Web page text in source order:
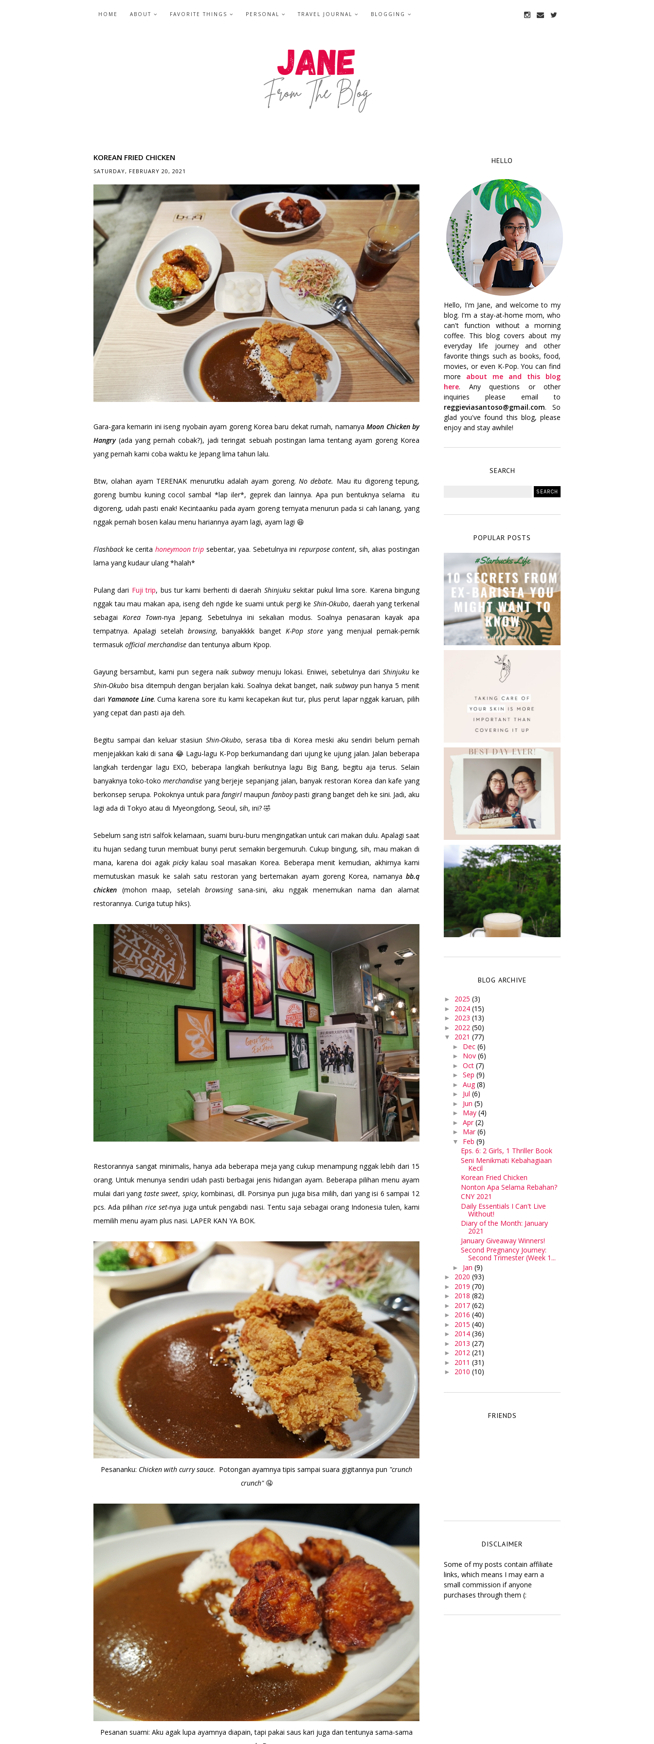
HOME ABOUT FAVORITE THINGS PERSONAL TRAVEL JOURNAL BLOGGING
KOREAN FRIED CHICKEN
SATURDAY, FEBRUARY 20, 2021
Gara-gara kemarin ini iseng nyobain ayam goreng Korea baru dekat rumah, namanyaMoon Chicken by
Hangry (ada yang pernah cobak?), jadi teringat sebuah postingan lama tentang ayam goreng Korea
yang pernah kami coba waktu ke Jepang lima tahun lalu.
Btw, olahan ayam TERENAK menurutku adalah ayam goreng.No debate. Mau itu digoreng tepung,
goreng bumbu kuning cocol sambal *lap iler*, geprek dan lainnya. Apa pun bentuknya selama itu
digoreng, udah pasti enak! Kecintaanku pada ayam goreng ternyata menurun pada si cah lanang, yang
nggak pernah bosen kalau menu hariannya ayam lagi, ayam lagi 😆
Flashback ke cerita honeymoon trip sebentar, yaa. Sebetulnya ini repurpose content, sih, alias postingan
lama yang kudaur ulang *halah*
Pulang dari Fuji trip, bus tur kami berhenti di daerah Shinjukusekitar pukul lima sore. Karena bingung
nggak tau mau makan apa, iseng deh ngide ke suami untuk pergi ke Shin-Okubo, daerah yang terkenal
sebagai Korea Town-nya Jepang. Sebetulnya ini sekalian modus. Soalnya penasaran kayak apa
tempatnya. Apalagi setelahbrowsing, banyakkkk banget K-Pop storeyang menjual pernak-pernik
termasuk official merchandise dan tentunya album Kpop.
Gayung bersambut, kami pun segera naiksubway menuju lokasi. Eniwei, sebetulnya dari Shinjukuke
Shin-Okubo bisa ditempuh dengan berjalan kaki. Soalnya dekat banget, naik subway pun hanya 5 menit
dari Yamanote Line. Cuma karena sore itu kami kecapekan ikut tur, plus perut lapar nggak karuan, pilih
yang cepat dan pasti aja deh.
Begitu sampai dan keluar stasiun Shin-Okubo, serasa tiba di Korea meski aku sendiri belum pernah
menjejakkan kaki di sana 😂 Lagu-lagu K-Pop berkumandang dari ujung ke ujung jalan. Jalan beberapa
langkah terdengar lagu EXO, beberapa langkah berikutnya lagu Big Bang, begitu aja terus. Selain
banyaknya toko-tokomerchandise yang berjeje sepanjang jalan, banyak restoran Korea dan kafe yang
berkonsep serupa. Pokoknya untuk parafangirlmaupun fanboypasti girang banget deh ke sini. Jadi, aku
lagi ada di Tokyo atau di Myeongdong, Seoul, sih, ini? 🤣
Sebelum sang istri salfok kelamaan, suami buru-buru mengingatkan untuk cari makan dulu. Apalagi saat
itu hujan sedang turun membuat bunyi perut semakin bergemuruh. Cukup bingung, sih, mau makan di
mana, karena doi agakpickykalau soal masakan Korea. Beberapa menit kemudian, akhirnya kami
memutuskan masuk ke salah satu restoran yang bertemakan ayam goreng Korea, namanya bb.q
chicken (mohon maap, setelahbrowsing sana-sini, aku nggak menemukan nama dan alamat
restorannya. Curiga tutup hiks).
Restorannya sangat minimalis, hanya ada beberapa meja yang cukup menampung nggak lebih dari 15
orang. Untuk menunya sendiri udah pasti berbagai jenis hidangan ayam. Beberapa pilihan menu ayam
mulai dari yang taste sweet, spicy, kombinasi, dll. Porsinya pun juga bisa milih, dari yang isi 6 sampai 12
pcs. Ada pilihanrice set-nya juga untuk pengabdi nasi. Tentu saja sebagai orang Indonesia tulen, kami
memilih menu ayam plus nasi. LAPER KAN YA BOK.
Pesananku: Chicken with curry sauce. Potongan ayamnya tipis sampai suara gigitannya pun "crunch
crunch"🤤
Pesanan suami: Aku agak lupa ayamnya diapain, tapi pakai saus kari juga dan tentunya sama-sama
HELLO
Hello, I'm Jane, and welcome to my
blog. I'm a stay-at-home mom, who
can't function without a morning
coffee. This blog covers about my
everyday life journey and other
favorite things such as books, food,
movies, or even K-Pop. You can find
more about me and this blog
here. Any questions or other
inquiries please email to
reggieviasantoso@gmail.com. So
glad you've found this blog, please
enjoy and stay awhile!
SEARCH
POPULAR POSTS
BLOG ARCHIVE
► 2025 (3)
► 2024 (15)
► 2023 (13)
► 2022 (50)
▼ 2021 (77)
► Dec (6)
► Nov (6)
► Oct (7)
► Sep (9)
► Aug(8)
► Jul (6)
► Jun (5)
► May (4)
► Apr(2)
► Mar(6)
▼ Feb (9)
Eps. 6: 2 Girls, 1 Thriller Book
Seni Menikmati Kebahagiaan
Kecil
Korean Fried Chicken
Nonton Apa Selama Rebahan?
CNY 2021
Daily Essentials I Can't Live
Without!
Diary of the Month: January
2021
January Giveaway Winners!
Second Pregnancy Journey:
Second Trimester (Week 1...
► Jan (9)
► 2020 (93)
► 2019 (70)
► 2018 (82)
► 2017 (62)
► 2016 (40)
► 2015 (40)
► 2014 (36)
► 2013 (27)
► 2012 (21)
► 2011 (31)
► 2010 (10)
FRIENDS
DISCLAIMER
Some of my posts contain affiliate
links, which means I may earn a
small commission if anyone
purchases through them (: